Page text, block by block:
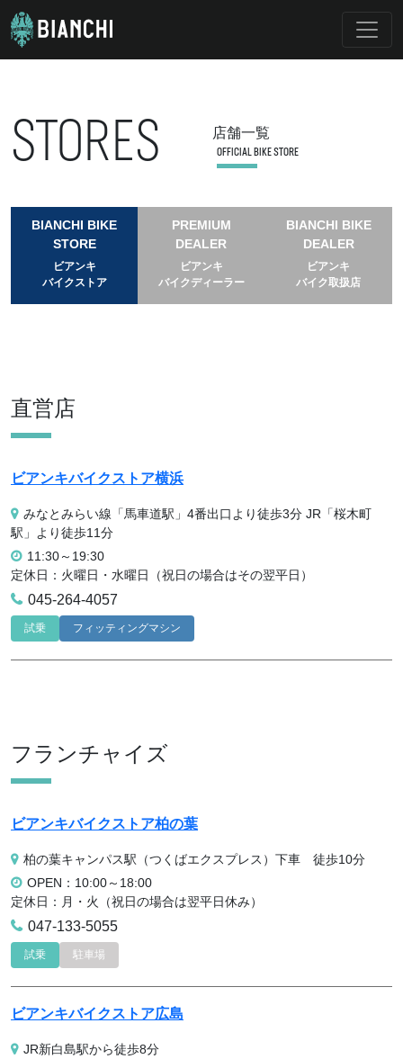
STORES 店舗一覧
OFFICIAL BIKE STORE
BIANCHI BIKE
STORE
ビアンキ
バイクストア
PREMIUM
DEALER
ビアンキ
バイクディーラー
BIANCHI BIKE
DEALER
ビアンキ
バイク取扱店
直営店
ビアンキバイクストア横浜
みなとみらい線「馬車道駅」4番出口より徒歩3分 JR「桜木町
駅」より徒歩11分
11:30～19:30
定休日：火曜日・水曜日（祝日の場合はその翌平日）
045-264-4057
試乗 フィッティングマシン
フランチャイズ
ビアンキバイクストア柏の葉
柏の葉キャンパス駅（つくばエクスプレス）下車 徒歩10分
OPEN：10:00～18:00
定休日：月・火（祝日の場合は翌平日休み）
047-133-5055
試乗 駐車場
ビアンキバイクストア広島
JR新白島駅から徒歩8分